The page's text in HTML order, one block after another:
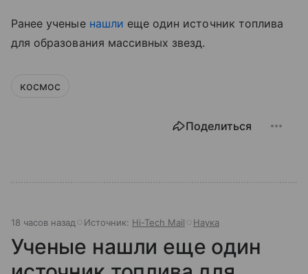
Ранее ученые нашли еще один источник топлива
для образования массивных звезд.
космос
Поделиться
18 часов назад Источник: Hi-Tech Mail Наука
Ученые нашли еще один